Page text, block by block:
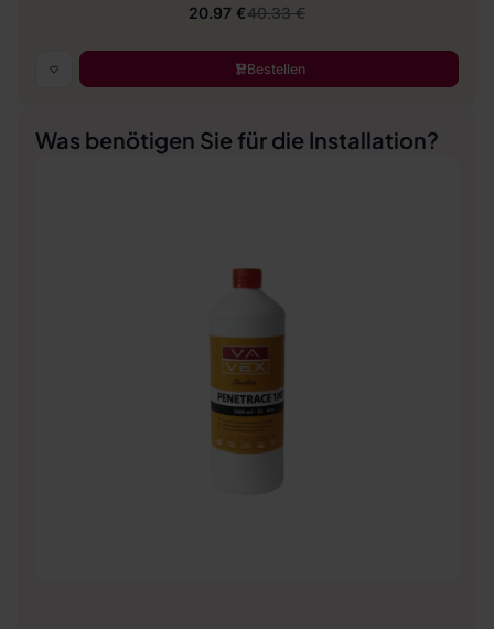
20.97 €40.33 €
Bestellen
Was benötigen Sie für die Installation?